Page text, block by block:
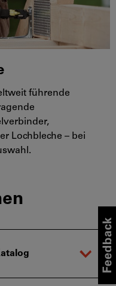
führende
Lochbleche – bei